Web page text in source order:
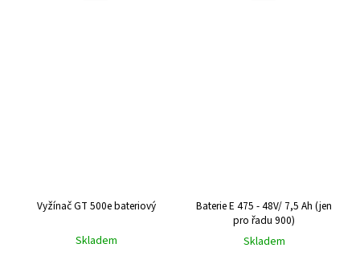
Vyžínač GT 500e bateriový
Skladem
Baterie E 475 - 48V/ 7,5 Ah (jen
pro řadu 900)
Skladem